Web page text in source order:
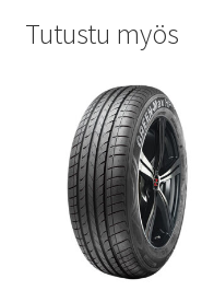
Tutustu myös